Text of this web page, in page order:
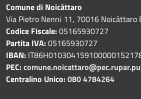
Comune di Noicàttaro
Via Pietro Nenni 11, 70016 Noicàttaro
Codice Fiscale:05165930727
Partita IVA:05165930727
IBAN:
PEC:
Centralino Unico:080 4784264